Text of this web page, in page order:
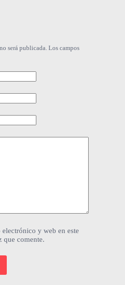
será publicada. Los campos
y web en este
que comente.